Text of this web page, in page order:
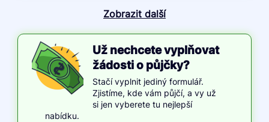
Zobrazit další
Už nechcete vyplňovat
žádosti o půjčky?
Stačí vyplnit jediný formulář.
Zjistíme, kde vám půjčí, a vy už
si jen vyberete tu nejlepší
nabídku.